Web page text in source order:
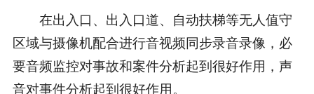
在出入口、出入口道、自动扶梯等无人值守
区域与摄像机配合进行音视频同步录音录像，必
要音频监控对事故和案件分析起到很好作用，声
音对事件分析起到很好作用。